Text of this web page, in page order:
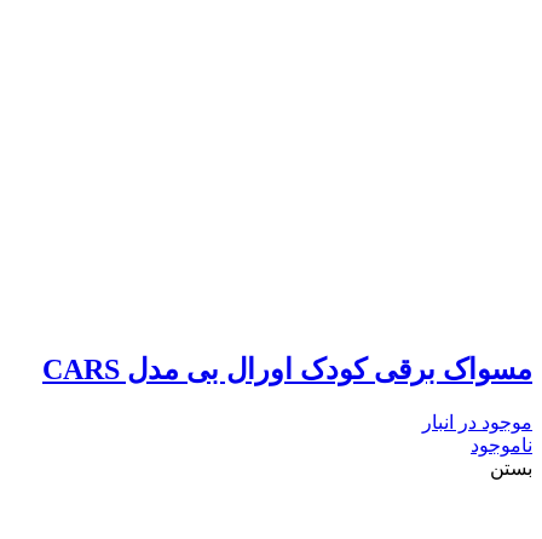
مسواک برقی کودک اورال بی مدل CARS
موجود در انبار
ناموجود
بستن